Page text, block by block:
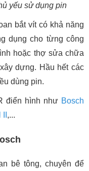
yếu sử dụng pin
bắt vít có khả năng
dụng cho từng công
hoặc thợ sửa chữa
dựng. Hầu hết các
dùng pin.
điển hình như Bosch
,...
bê tông, chuyên để